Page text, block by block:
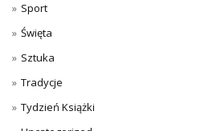
Sport
Święta
Sztuka
Tradycje
Tydzień Książki